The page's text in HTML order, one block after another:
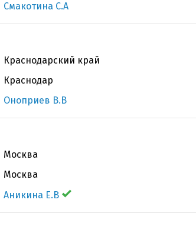
Смакотина С.А
Краснодарский край
Краснодар
Оноприев В.В
Москва
Москва
Аникина Е.В